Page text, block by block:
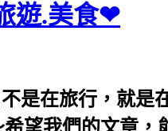
遊.美食❤
是在旅行，就是
望我們的文章，